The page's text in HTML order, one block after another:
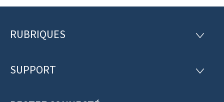
P
e
RUBRIQUES
R
R
SUPPORT
S